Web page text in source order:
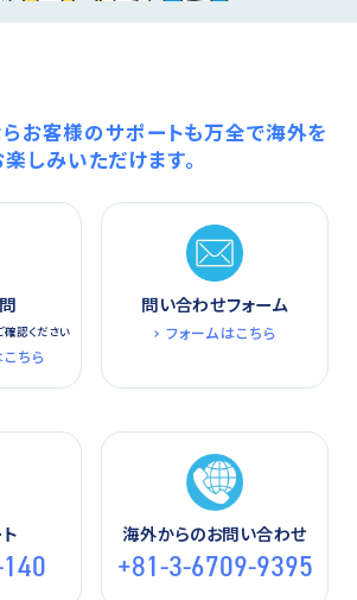
お客様のサポートも万全で海外を
楽しみいただけます。
認ください
ちら
問い合わせフォーム
フォームはこちら
海外からのお問い合わせ
+81-3-6709-9395